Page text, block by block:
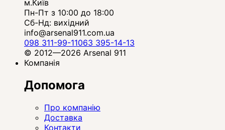
м.Київ
Пн-Пт з 10:00 до 18:00
Сб-Нд: вихідний
info@arsenal911.com.ua
098 311-99-11063 395-14-13
© 2012—2026 Arsenal 911
Компанія
Допомога
Про компанію
Доставка
Контакти